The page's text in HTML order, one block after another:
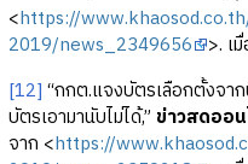
<https://
2019/news_2349656 >. เ
[12] “กกต.แจงบัตรเลือกตั้งจา
บัตรเอามานับไม่ได้,” ข่าวสดออ
จาก <https://